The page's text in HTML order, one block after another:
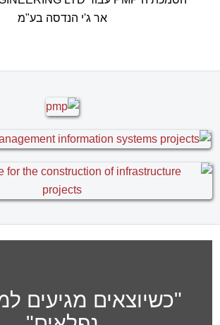
ביותר. אנחנו מצפים בסקרנות לבחון את
המעשה בשטח. בוודאי נמשיך
אהרון וייס , מנהל הנדסה,
בשילוב עקרונות